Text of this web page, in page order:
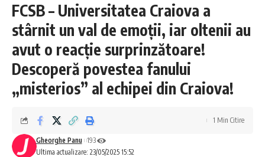
FCSB – Universitatea Craiova a
stârnit un val de emoții, iar oltenii au
avut o reacție surprinzătoare!
Descoperă povestea fanului
„misterios” al echipei din Craiova!
Ultima actualizare: 23/05/2025 15:52
Gheorghe Panu 193
1 Min Citire